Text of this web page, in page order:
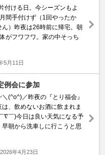
付ける日。今シーズンもよ
間手付けず（1回やったか
）昨夜は26時前に帰宅。朝
がフワフワ。家の中そっち
5月11日
例会に参加
(^o^)／昨夜の『とり福会』
、飲めないお酒に飲まれま
∇￣)今日は良い天気になる予
朝から洗車しに行こうと思
2026年4月23日